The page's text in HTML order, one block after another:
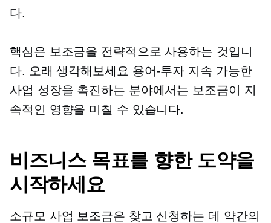
다.
핵심은 보조금을 전략적으로 사용하는 것입니
다. 오래 생각해보세요 용어-투자 지속 가능한
사업 성장을 촉진하는 분야에서는 보조금이 지
속적인 영향을 미칠 수 있습니다.
비즈니스 목표를 향한 도약을
시작하세요
소규모 사업 보조금은 찾고 신청하는 데 약간의